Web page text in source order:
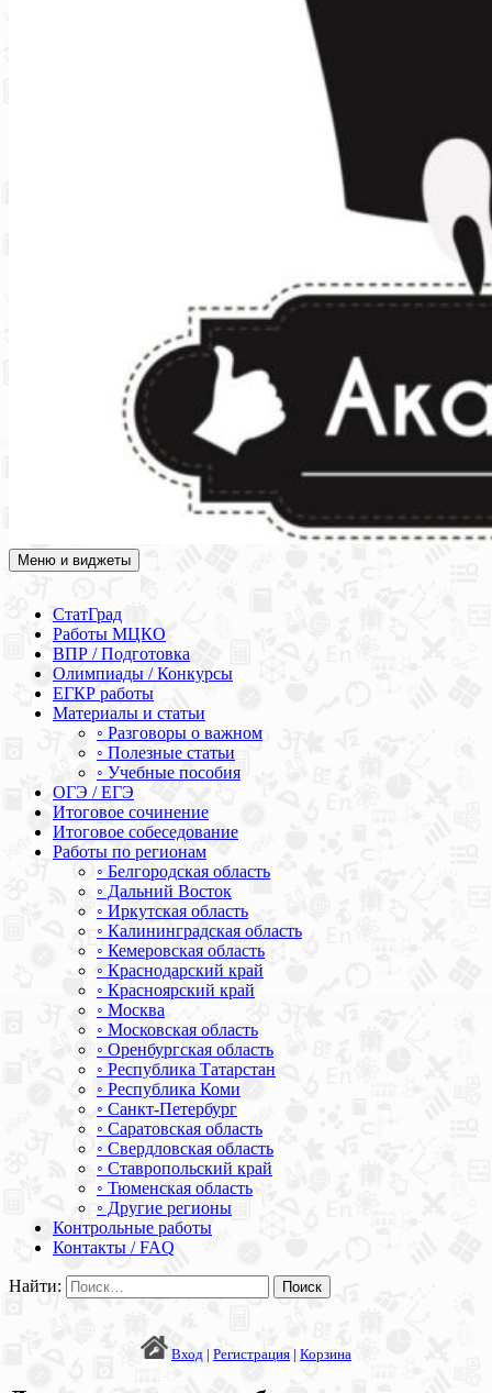
Академия СОВА
Подготовка к ЕГЭ, ОГЭ, ВПР, МЦКО, СтатГрад, КДР, ВОШ,
Меню и виджеты
СтатГрад
Работы МЦКО
ВПР / Подготовка
Олимпиады / Конкурсы
ЕГКР работы
Материалы и статьи
◦ Разговоры о важном
◦ Полезные статьи
◦ Учебные пособия
ОГЭ / ЕГЭ
Итоговое сочинение
Итоговое собеседование
Работы по регионам
◦ Белгородская область
◦ Дальний Восток
◦ Иркутская область
◦ Калининградская область
◦ Кемеровская область
◦ Краснодарский край
◦ Красноярский край
◦ Москва
◦ Московская область
◦ Оренбургская область
◦ Республика Татарстан
◦ Республика Коми
◦ Санкт-Петербург
◦ Саратовская область
◦ Свердловская область
◦ Ставропольский край
◦ Тюменская область
◦ Другие регионы
Контрольные работы
Контакты / FAQ
Найти:
Вход | Регистрация | Корзина